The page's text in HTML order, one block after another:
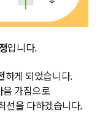
입니다.
하게 되었습니다.
가짐으로
선을 다하겠습니다.